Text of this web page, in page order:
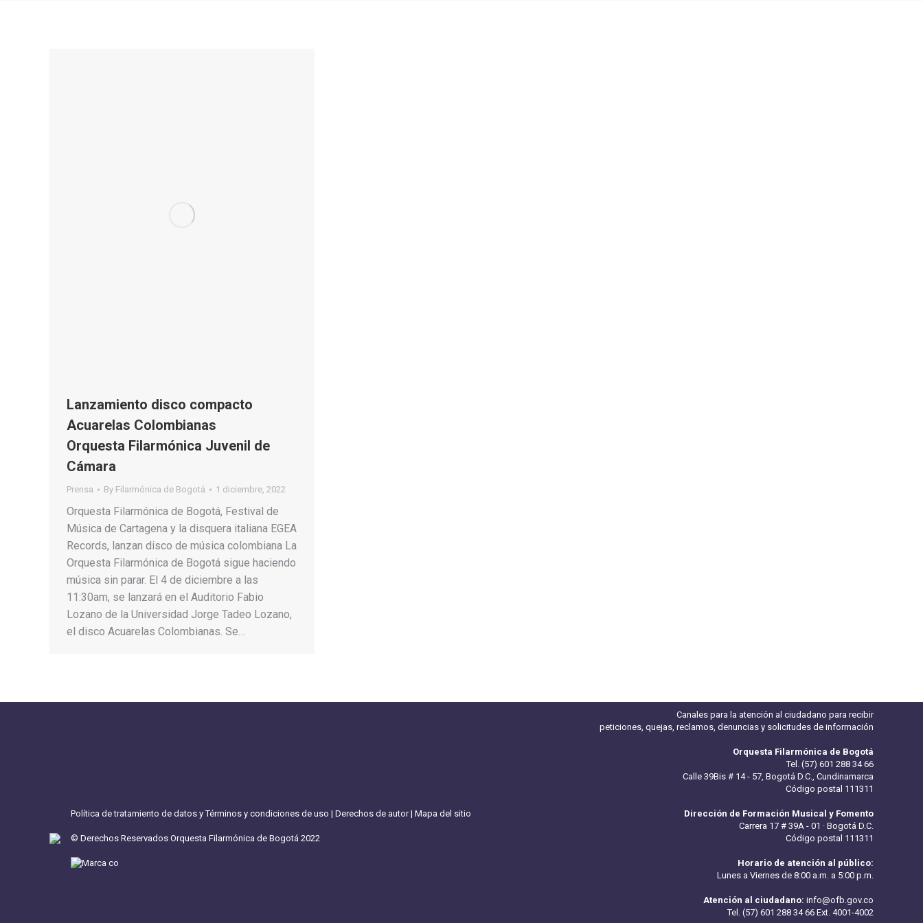
Lanzamiento disco compacto
Acuarelas Colombianas
Orquesta Filarmónica Juvenil de
Cámara
Prensa By Filarmónica de Bogotá 1 diciembre, 2022
Orquesta Filarmónica de Bogotá, Festival de
Música de Cartagena y la disquera italiana EGEA
Records, lanzan disco de música colombiana La
Orquesta Filarmónica de Bogotá sigue haciendo
música sin parar. El 4 de diciembre a las
11:30am, se lanzará en el Auditorio Fabio
Lozano de la Universidad Jorge Tadeo Lozano,
el disco Acuarelas Colombianas. Se…
Política de tratamiento de datos y Términos y condiciones de uso | Derechos de autor| Mapa del sitio
© Derechos Reservados Orquesta Filarmónica de Bogotá 2022
Canales para la atención al ciudadano para recibir
peticiones, quejas, reclamos, denuncias y solicitudes de información
Orquesta Filarmónica de Bogotá
Tel. (57) 601 288 34 66
Calle 39Bis # 14 - 57, Bogotá D.C., Cundinamarca
Código postal 111311
Dirección de Formación Musical y Fomento
Carrera 17 # 39A - 01 · Bogotá D.C.
Código postal 111311
Horario de atención al público:
Lunes a Viernes de 8:00 a.m. a 5:00 p.m.
Atención al ciudadano: info@ofb.gov.co
Tel. (57) 601 288 34 66 Ext. 4001-4002